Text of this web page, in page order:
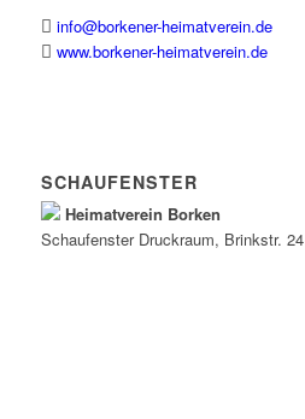
info@borkener-heimatverein.de
www.borkener-heimatverein.de
SCHAUFENSTER
Heimatverein Borken
Schaufenster Druckraum, Brinkstr. 24